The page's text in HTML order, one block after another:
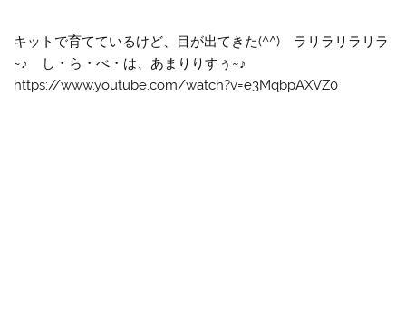
キットで育てているけど、目が出てきた(^^) ラリラリラリラ
~♪ し・ら・べ・は、あまりりすぅ~♪
https://www.youtube.com/watch?v=e3MqbpAXVZ0